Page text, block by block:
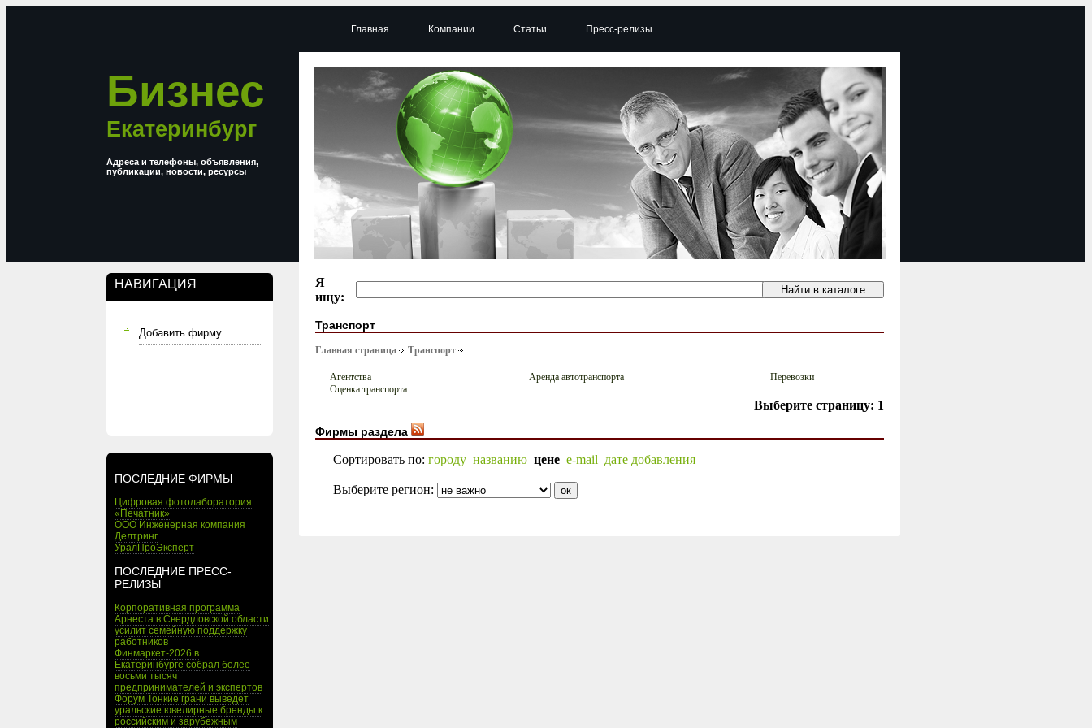
Бизнес
Екатеринбург
Адреса и телефоны, объявления,
публикации, новости, ресурсы
НАВИГАЦИЯ
Добавить фирму
ПОСЛЕДНИЕ ФИРМЫ
Цифровая фотолаборатория
«Печатник»
ООО Инженерная компания
Делтринг
УралПроЭксперт
ПОСЛЕДНИЕ ПРЕСС-
РЕЛИЗЫ
Корпоративная программа
Арнеста в Свердловской области
усилит семейную поддержку
работников
Финмаркет-2026 в
Екатеринбурге собрал более
восьми тысяч
предпринимателей и экспертов
Форум Тонкие грани выведет
уральские ювелирные бренды к
российским и зарубежным
Главная Компании Статьи Пресс-релизы
Я
ищу:
Транспорт
Главная страница Транспорт
Агентства Аренда автотранспорта
Перевозки
Оценка транспорта
Выберите страницу: 1
Фирмы раздела
Сортировать по: городу названию цене e-mail дате добавления
Выберите регион: